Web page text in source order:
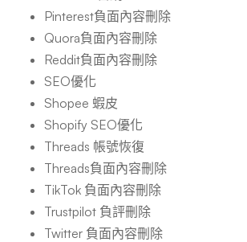
Pinterest負面內容刪除
Quora負面內容刪除
Reddit負面內容刪除
SEO優化
Shopee 蝦皮
Shopify SEO優化
Threads 帳號恢復
Threads負面內容刪除
TikTok 負面內容刪除
Trustpilot 負評刪除
Twitter 負面內容刪除